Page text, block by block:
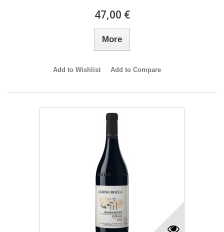
47,00 €
More
Add to Wishlist Add to Compare